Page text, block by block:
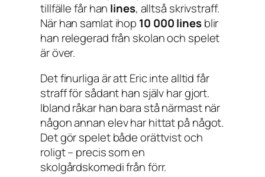
tillfälle får han lines, alltså skrivstraff.
När han samlat ihop 10 000 linesblir
han relegerad från skolan och spelet
är över.
Det finurliga är att Eric inte alltid får
straff för sådant han själv har gjort.
Ibland råkar han bara stå närmast när
någon annan elev har hittat på något.
Det gör spelet både orättvist och
roligt – precis som en
skolgårdskomedi från förr.